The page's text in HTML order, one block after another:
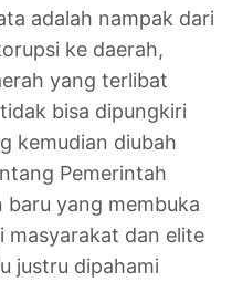
adalah nampak dari
ke daerah,
yang terlibat
bisa dipungkiri
kemudian diubah
Pemerintah
baru yang membuka
masyarakat dan elite
justru dipahami